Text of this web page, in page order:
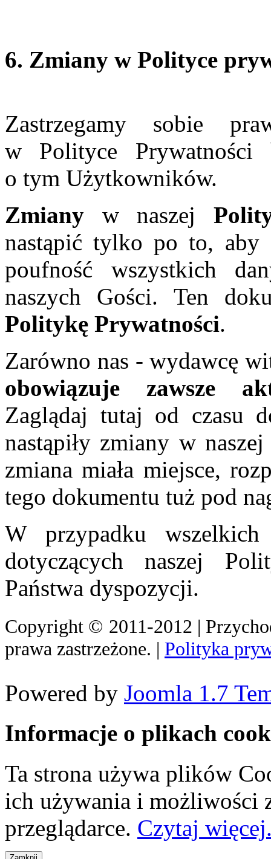
6. Zmiany w Polityce
Zastrzegamy sobie
w Polityce Prywatności
o tym Użytkowników.
Zmiany w naszej
nastąpić tylko po to, aby
poufność wszystkich
naszych Gości. Ten
Politykę Prywatności.
Zarówno nas - wydawcę
obowiązuje zawsze
Zaglądaj tutaj od czasu
nastąpiły zmiany w
zmiana miała miejsce,
tego dokumentu tuż pod
W przypadku
dotyczących naszej
Państwa dyspozycji.
Copyright © 2011-2012 |
prawa zastrzeżone. | Polityka
Powered by Joomla 1.7
Informacje o plikach
Ta strona używa plików
ich używania i możliwości
przeglądarce. Czytaj